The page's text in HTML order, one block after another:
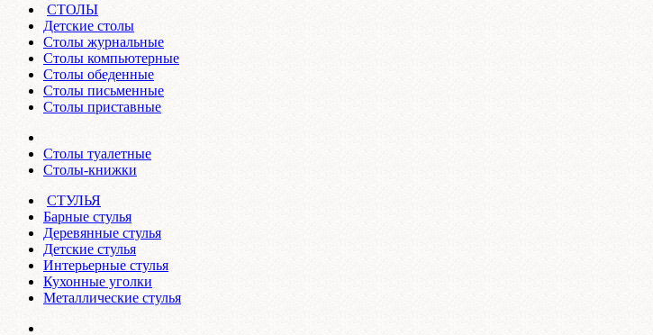
СТОЛЫ
Детские столы
Столы журнальные
Столы компьютерные
Столы обеденные
Столы письменные
Столы приставные
Столы туалетные
Столы-книжки
СТУЛЬЯ
Барные стулья
Деревянные стулья
Детские стулья
Интерьерные стулья
Кухонные уголки
Металлические стулья